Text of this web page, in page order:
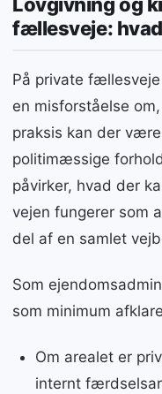
Lovgivning og
fællesveje:
På private
en misforståelse
praksis kan der
politimæssige
påvirker, hvad der
vejen fungerer som
del af en samlet
Som
som minimum
Om arealet er
internt